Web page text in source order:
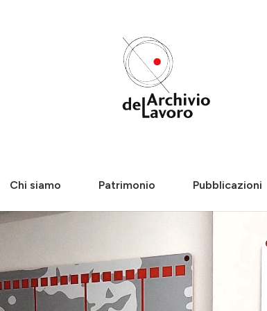
Chi siamo Patrimonio Pubblicazioni